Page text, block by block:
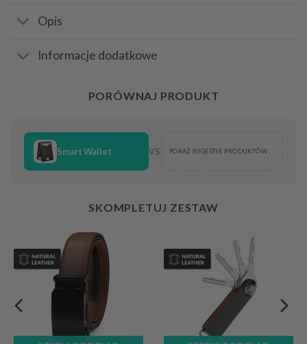
Opis
Informacje dodatkowe
PORÓWNAJ PRODUKT
Smart Wallet VS POKAŻ SUGESTIE PRODUKTÓW
SKOMPLETUJ ZESTAW